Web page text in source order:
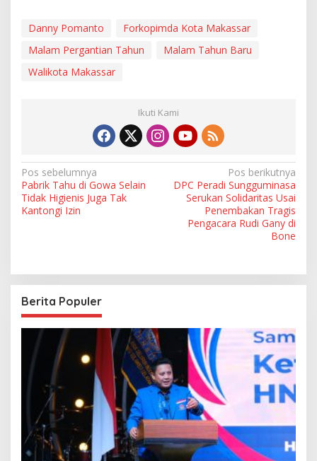
Danny Pomanto
Forkopimda Kota Makassar
Malam Pergantian Tahun
Malam Tahun Baru
Walikota Makassar
Ikuti Kami
N
a
v
a
s
i
p
s
Pos sebelumnya
Pabrik Tahu di Gowa Selain
Tidak Higienis Juga Tak
Kantongi Izin
Pos berikutnya
DPC Peradi Sungguminasa
Serukan Solidaritas Usai
Penembakan Tragis
Pengacara Rudi Gany di
Bone
Berita Populer